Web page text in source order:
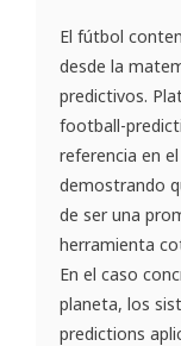
El fútbol
desde la
predictivos.
football-
referencia en
demostrando
de ser una
herramienta
En el caso
planeta, los
predictions